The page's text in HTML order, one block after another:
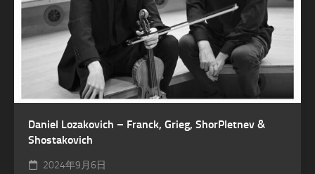
Daniel Lozakovich – Franck, Grieg, ShorPletnev &
Shostakovich
2024年9月6日